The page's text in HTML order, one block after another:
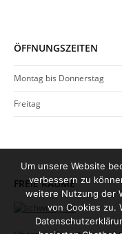
ÖFFNUNGSZEITEN
Montag bis Donnerstag
Freitag
FREIE RÄUME
Um unsere Website
verbessern zu
weitere Nutzung der
von Cookies zu.